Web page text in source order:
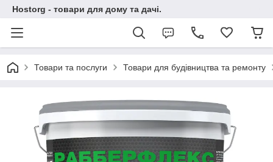
Hostorg - товари для дому та дачі.
Товари та послуги Товари для будівництва та ремонту